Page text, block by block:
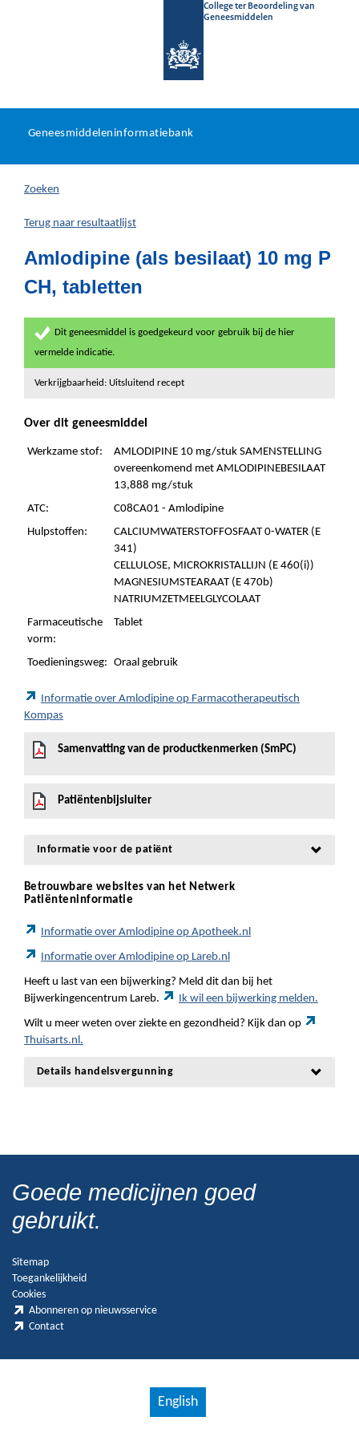
College ter Beoordeling van
Geneesmiddelen
U
hier:
Geneesmiddeleninformatiebank
Zoeken
Terug naar resultaatlijst
Amlodipine (als besilaat) 10 mg P
CH, tabletten
Dit geneesmiddel is goedgekeurd voor gebruik bij de hier
vermelde indicatie.
Verkrijgbaarheid: Uitsluitend recept
Over dit geneesmiddel
Werkzame stof:
AMLODIPINE 10 mg/stuk SAMENSTELLING
overeenkomend met AMLODIPINEBESILAAT
13,888 mg/stuk
ATC:
C08CA01 - Amlodipine
Hulpstoffen:
CALCIUMWATERSTOFFOSFAAT 0-WATER (E
341)
CELLULOSE, MICROKRISTALLIJN (E 460(i))
MAGNESIUMSTEARAAT (E 470b)
NATRIUMZETMEELGLYCOLAAT
Farmaceutische
vorm:
Tablet
Toedieningsweg: Oraal gebruik
Informatie over Amlodipine op Farmacotherapeutisch
Kompas
Samenvatting van de productkenmerken (SmPC)
Patiëntenbijsluiter
Informatie voor de patiënt
Betrouwbare websites van het Netwerk
Patiënteninformatie
Informatie over Amlodipine op Apotheek.nl
Informatie over Amlodipine op Lareb.nl
Heeft u last van een bijwerking? Meld dit dan bij het
Bijwerkingencentrum Lareb.
Ik wil een bijwerking melden.
Wilt u meer weten over ziekte en gezondheid? Kijk dan op
Thuisarts.nl.
Details handelsvergunning
Goede medicijnen goed
gebruikt.
Sitemap
Toegankelijkheid
Cookies
Abonneren op nieuwsservice
Contact
English